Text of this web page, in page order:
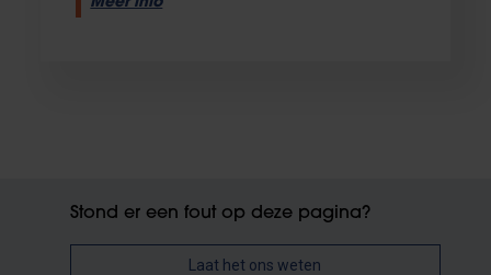
Stond er een fout op deze pagina?
Laat het ons weten